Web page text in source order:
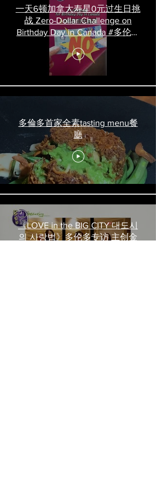
一天6顿加拿大寿星0元过生日挑
战 Zero-Dollar Challenge on
Birthday Day in Canada #多伦多
吃喝玩乐 #多伦多美食
#torontofood
多倫多首家全素tasting menu餐
廳
《LOVE in the BIG CITY 대도시
의 사랑법》多伦多专访 主创金